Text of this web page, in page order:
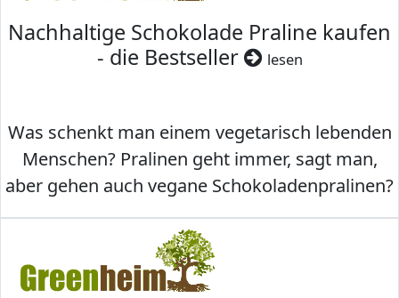
Nachhaltige Schokolade Praline kaufen
- die Bestseller
lesen
Was schenkt man einem vegetarisch lebenden
Menschen? Pralinen geht immer, sagt man,
aber gehen auch vegane Schokoladenpralinen?